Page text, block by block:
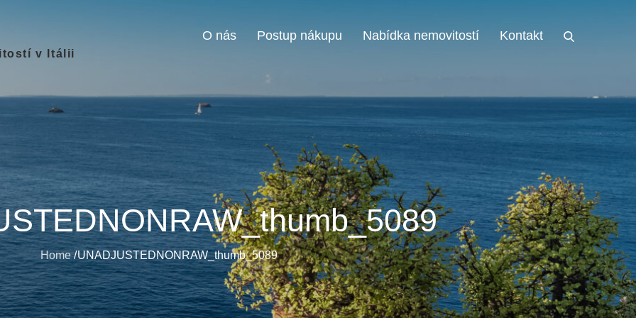
v Itálii
O nás Postup nákupu Nabídka nemovitostí Kontakt
Home UNADJUSTEDNONRAW_thumb_5089